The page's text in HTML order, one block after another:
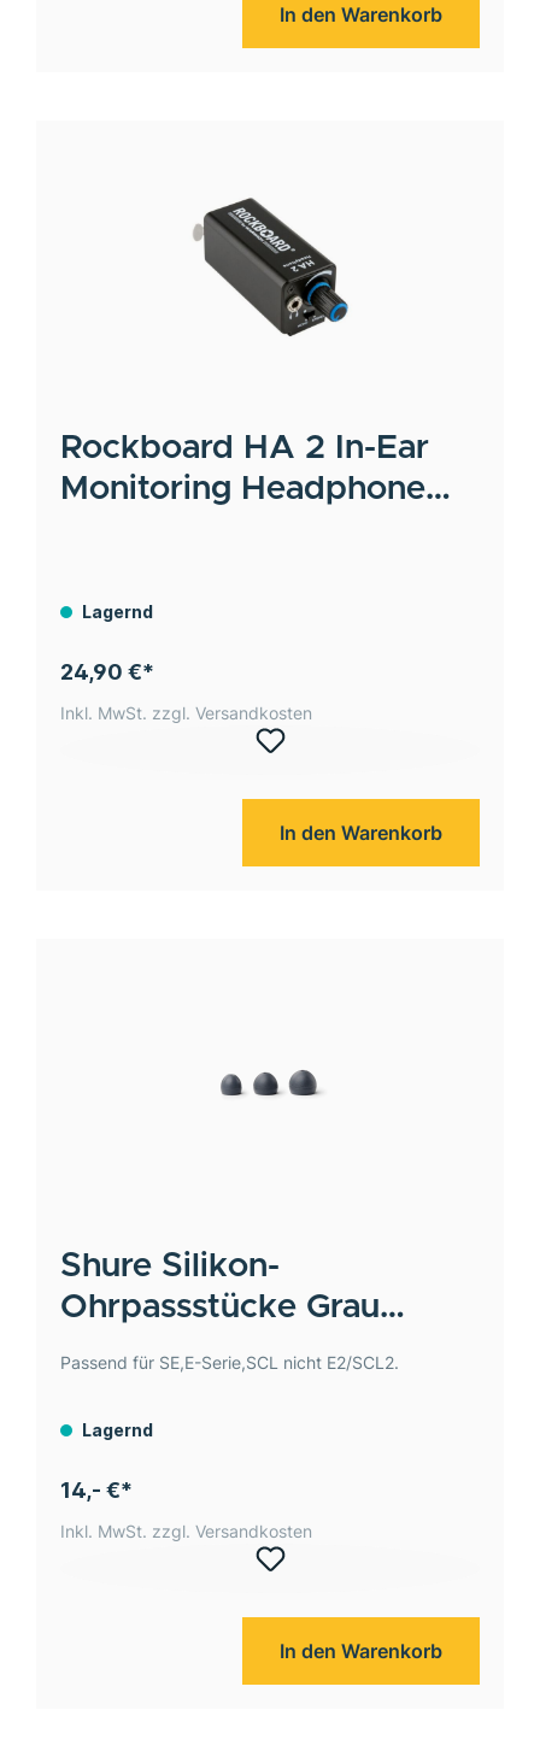
In den Warenkorb
Rockboard
HA 2 In-Ear
Monitoring Headphone
Lagernd
24,90 €*
Inkl. MwSt. zzgl. Versandkosten
In den Warenkorb
Shure Silikon-
Ohrpassstücke Grau
Größe S 10Stck
Passend für SE,E-Serie,SCL nicht E2/SCL2.
Lagernd
14,- €*
Inkl. MwSt. zzgl. Versandkosten
In den Warenkorb